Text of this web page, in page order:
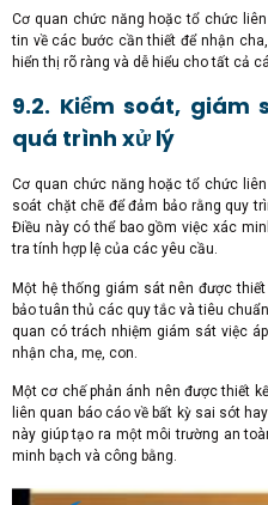
Cơ quan chức năng hoặc tổ chức
tin về các bước cần thiết để nhận
hiển thị rõ ràng và dễ hiểu cho tất cả
9.2. Kiểm soát, giám
quá trình xử lý
Cơ quan chức năng hoặc tổ chức
soát chặt chẽ để đảm bảo rằng quy
Điều này có thể bao gồm việc xác
tra tính hợp lệ của các yêu cầu.
Một hệ thống giám sát nên được
bảo tuân thủ các quy tắc và tiêu
quan có trách nhiệm giám sát việc
nhận cha, mẹ, con.
Một cơ chế phản ánh nên được thiết
liên quan báo cáo về bất kỳ sai sót
này giúp tạo ra một môi trường an
minh bạch và công bằng.